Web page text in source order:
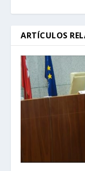
ARTÍCULOS